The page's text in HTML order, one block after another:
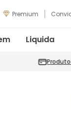
Premium
Liquida